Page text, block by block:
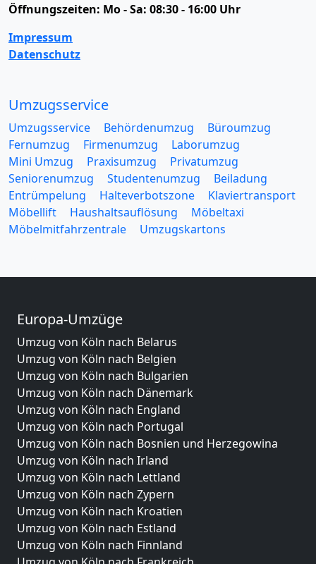
Öffnungszeiten: Mo - Sa: 08:30 - 16:00 Uhr
Impressum
Datenschutz
Umzugsservice
Umzugsservice Behördenumzug
Büroumzug
Fernumzug
Firmenumzug
Laborumzug
Mini Umzug
Praxisumzug
Privatumzug
Seniorenumzug
Studentenumzug
Beiladung
Entrümpelung
Halteverbotszone
Klaviertransport
Möbellift
Haushaltsauflösung
Möbeltaxi
Möbelmitfahrzentrale
Umzugskartons
Europa-Umzüge
Umzug von Köln nach Belarus
Umzug von Köln nach Belgien
Umzug von Köln nach Bulgarien
Umzug von Köln nach Dänemark
Umzug von Köln nach England
Umzug von Köln nach Portugal
Umzug von Köln nach Bosnien und Herzegowina
Umzug von Köln nach Irland
Umzug von Köln nach Lettland
Umzug von Köln nach Zypern
Umzug von Köln nach Kroatien
Umzug von Köln nach Estland
Umzug von Köln nach Finnland